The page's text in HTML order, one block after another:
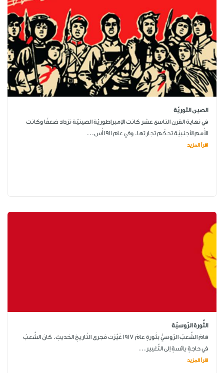
الصين الثوريّة
في نهاية القرن التاسع عشر كانت الإمبراطوريّة الصينيّة تزداد ضعفًا وكانت
الأُمم الأجنبيّة تحكُم تجارتها. وفي عام 1911 أُس...
اقرأ المزيد
الثَّورة الرّوسيّة
قامَ الشَّعبُ الرّوسيُّ بثَورةٍ عامَ 1917 غَيَّرَت مَجرى التّاريخِ الحَديثِ. كانَ الشَّعبُ
في حاجةٍ يائسةٍ إلى التَّغيير...
اقرأ المزيد